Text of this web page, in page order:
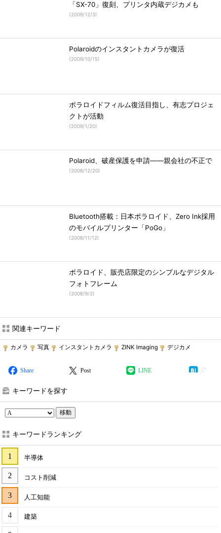
「SX-70」復刻、プリンタ内蔵デジカメも
(2009/12/3)
Polaroidのインスタントカメラが復活
(2009/10/15)
ポラロイドフィルム復活目指し、有志プロジェ
クトが活動
(2009/1/20)
Polaroid、破産保護を申請――親会社の不正で
(2008/12/20)
Bluetooth搭載：日本ポラロイド、Zero Ink採用
のモバイルプリンター「PoGo」
(2008/11/12)
ポラロイド、販売店限定のシンプルなデジタル
フォトフレーム
(2008/9/2)
関連キーワード
カメラ 写真 インスタントカメラ ZINK Imaging デジカメ
Share Post LINE
キーワードを探す
移動
キーワードランキング
半導体
コスト削減
人工知能
建築